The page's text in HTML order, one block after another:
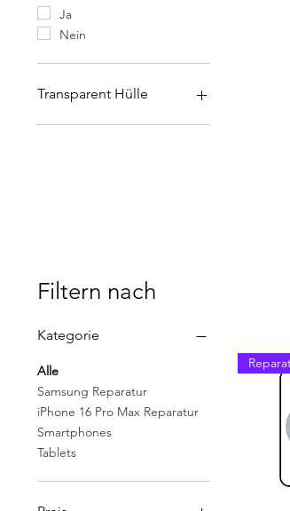
Ja
Nein
Transparent Hülle
Ja mit Magsafe
Filtern nach
Kategorie
Alle
Samsung Reparatur
iPhone 16 Pro Max Reparatur
Smartphones
Tablets